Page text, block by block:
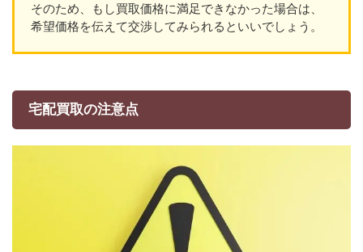
そのため、もし買取価格に満足できなかった場合は、
希望価格を伝えて交渉してみられるといいでしょう。
宅配買取の注意点